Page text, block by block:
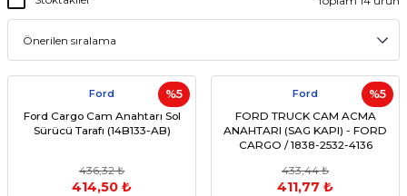
%5
Ford
Ford Cargo Cam Anahtarı Sol
Sürücü Tarafı (14B133-AB)
436,32 ₺
414,50 ₺
%5
Ford
FORD TRUCK CAM ACMA
ANAHTARI (SAG KAPI) - FORD
CARGO / 1838-2532-4136
14B132 AA)
433,44 ₺
411,77 ₺